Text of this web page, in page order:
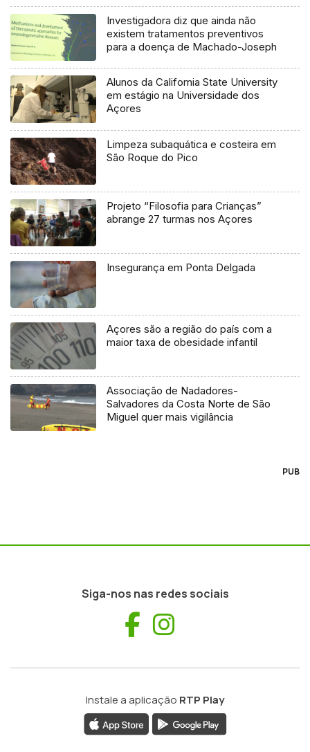
Investigadora diz que ainda não
existem tratamentos preventivos
para a doença de Machado-Joseph
Alunos da California State University
em estágio na Universidade dos
Açores
Limpeza subaquática e costeira em
São Roque do Pico
Projeto “Filosofia para Crianças”
abrange 27 turmas nos Açores
Insegurança em Ponta Delgada
Açores são a região do país com a
maior taxa de obesidade infantil
Associação de Nadadores-
Salvadores da Costa Norte de São
Miguel quer mais vigilância
PUB
Siga-nos nas redes sociais
Facebook
Instale a aplicação RTP Play